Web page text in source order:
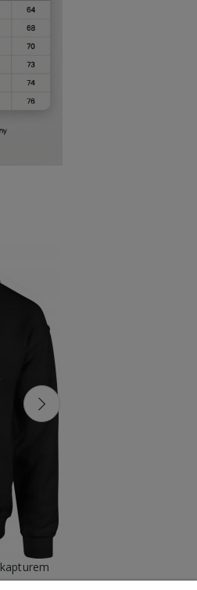
oferując
które